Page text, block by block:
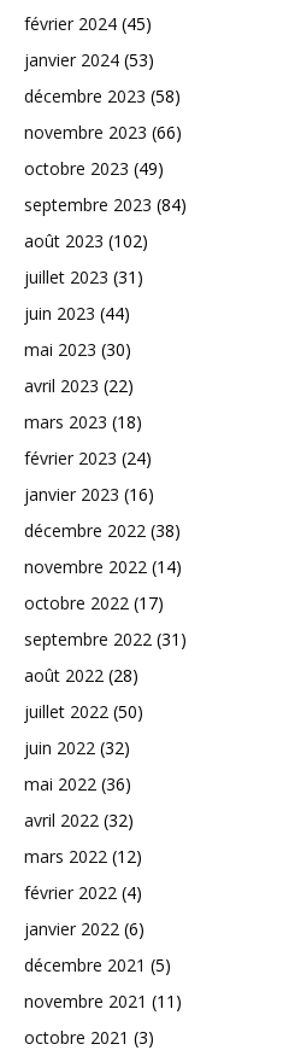
février 2024 (45)
janvier 2024 (53)
décembre 2023 (58)
novembre 2023 (66)
octobre 2023 (49)
septembre 2023 (84)
août 2023 (102)
juillet 2023 (31)
juin 2023 (44)
mai 2023 (30)
avril 2023 (22)
mars 2023 (18)
février 2023 (24)
janvier 2023 (16)
décembre 2022 (38)
novembre 2022 (14)
octobre 2022 (17)
septembre 2022 (31)
août 2022 (28)
juillet 2022 (50)
juin 2022 (32)
mai 2022 (36)
avril 2022 (32)
mars 2022 (12)
février 2022 (4)
janvier 2022 (6)
décembre 2021 (5)
novembre 2021 (11)
octobre 2021 (3)